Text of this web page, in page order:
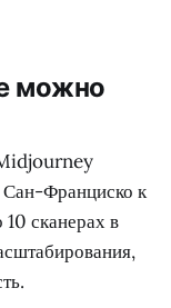
можно
Midjourney
Франциско к
сканерах в